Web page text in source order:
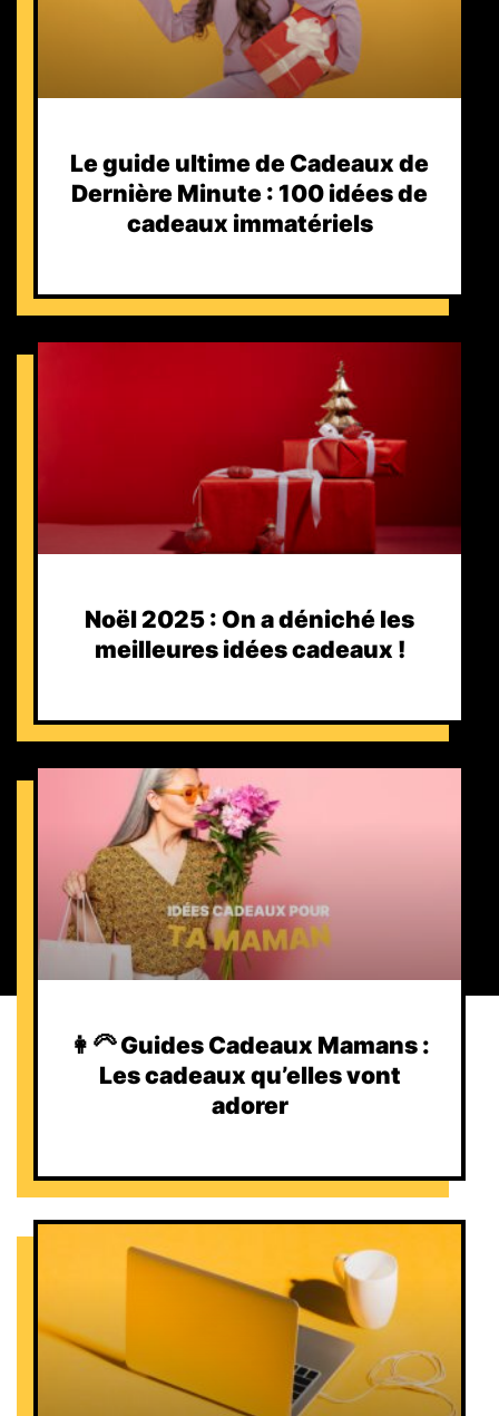
Le guide ultime de Cadeaux de
Dernière Minute : 100 idées de
cadeaux immatériels
Noël 2025 : On a déniché les
meilleures idées cadeaux !
👩‍🦳 Guides Cadeaux Mamans :
Les cadeaux qu’elles vont
adorer